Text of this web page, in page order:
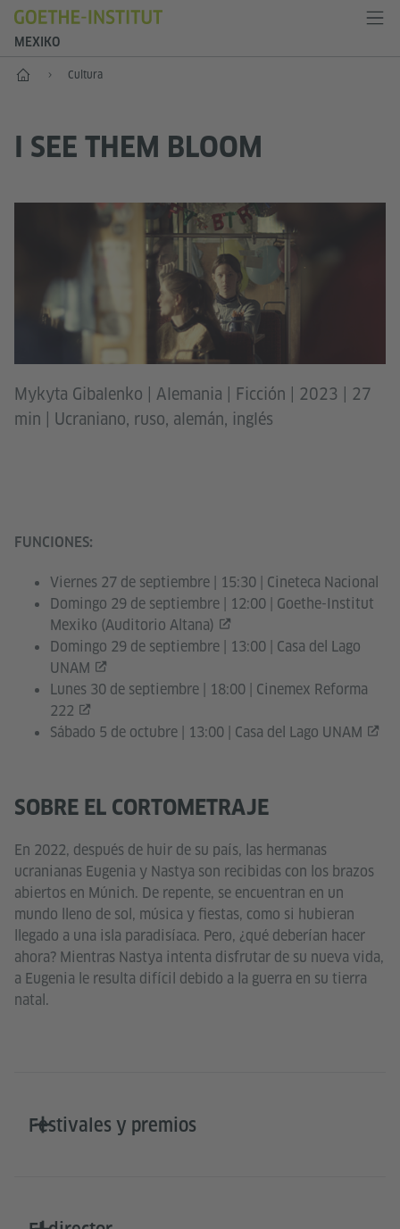
MEXIKO
Inicio Cultura
I SEE THEM BLOOM
Mykyta Gibalenko | Alemania | Ficción | 2023 | 27
min | Ucraniano, ruso, alemán, inglés
FUNCIONES:
Viernes 27 de septiembre | 15:30 | Cineteca Nacional
Domingo 29 de septiembre | 12:00 | Goethe-Institut
Mexiko (Auditorio Altana)
Domingo 29 de septiembre | 13:00 | Casa del Lago
UNAM
Lunes 30 de septiembre | 18:00 | Cinemex Reforma
222
Sábado 5 de octubre | 13:00 | Casa del Lago UNAM
SOBRE EL CORTOMETRAJE
En 2022, después de huir de su país, las hermanas
ucranianas Eugenia y Nastya son recibidas con los brazos
abiertos en Múnich. De repente, se encuentran en un
mundo lleno de sol, música y fiestas, como si hubieran
llegado a una isla paradisíaca. Pero, ¿qué deberían hacer
ahora? Mientras Nastya intenta disfrutar de su nueva vida,
a Eugenia le resulta difícil debido a la guerra en su tierra
natal.
Festivales y premios